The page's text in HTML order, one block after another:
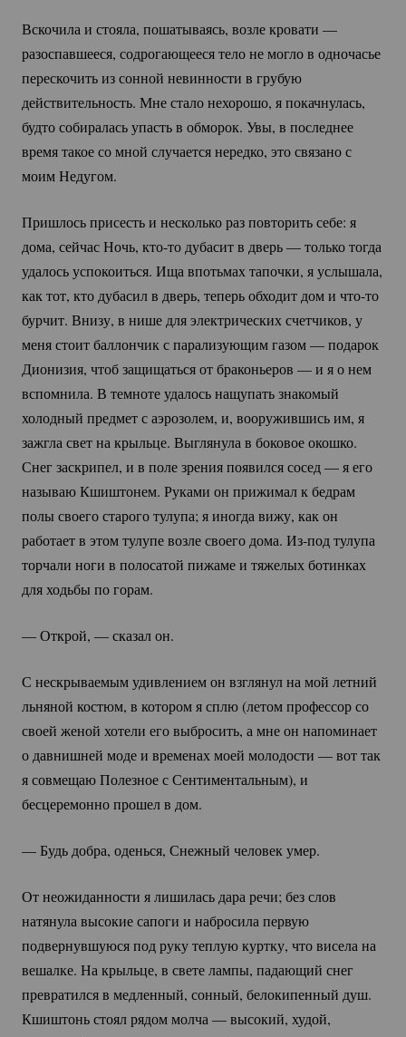
Вскочила и стояла, пошатываясь, возле кровати —
разоспавшееся, содрогающееся тело не могло в одночасье
перескочить из сонной невинности в грубую
действительность. Мне стало нехорошо, я покачнулась,
будто собиралась упасть в обморок. Увы, в последнее
время такое со мной случается нередко, это связано с
моим Недугом.
Пришлось присесть и несколько раз повторить себе: я
дома, сейчас Ночь, кто-то дубасит в дверь — только тогда
удалось успокоиться. Ища впотьмах тапочки, я услышала,
как тот, кто дубасил в дверь, теперь обходит дом и что-то
бурчит. Внизу, в нише для электрических счетчиков, у
меня стоит баллончик с парализующим газом — подарок
Дионизия, чтоб защищаться от браконьеров — и я о нем
вспомнила. В темноте удалось нащупать знакомый
холодный предмет с аэрозолем, и, вооружившись им, я
зажгла свет на крыльце. Выглянула в боковое окошко.
Снег заскрипел, и в поле зрения появился сосед — я его
называю Кшиштонем. Руками он прижимал к бедрам
полы своего старого тулупа; я иногда вижу, как он
работает в этом тулупе возле своего дома. Из-подтулупа
торчали ноги в полосатой пижаме и тяжелых ботинках
для ходьбы по горам.
— Открой, — сказал он.
С нескрываемым удивлением он взглянул на мой летний
льняной костюм, в котором я сплю (летом профессор со
своей женой хотели его выбросить, а мне он напоминает
о давнишней моде и временах моей молодости — вот так
я совмещаю Полезное с Сентиментальным), и
бесцеремонно прошел в дом.
— Будь добра, оденься, Снежный человек умер.
От неожиданности я лишилась дара речи; без слов
натянула высокие сапоги и набросила первую
подвернувшуюся под руку теплую куртку, что висела на
вешалке. На крыльце, в свете лампы, падающий снег
превратился в медленный, сонный, белокипенный душ.
Кшиштонь стоял рядом молча — высокий, худой,